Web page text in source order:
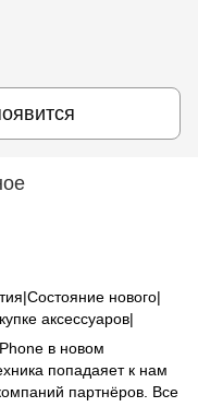
нового|
аксессуаров|
в новом
попадаяет к нам
партнёров. Все